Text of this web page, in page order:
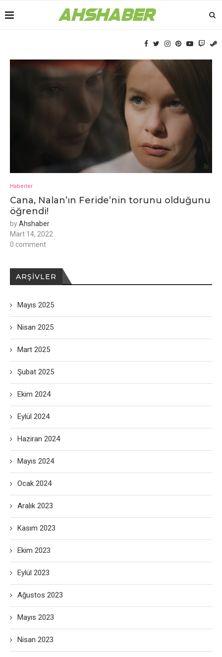
Haberler
Cana, Nalan’ın Fеridе’nin torunu olduğunu
öğrеndi!
byAhshaber
Mart 14, 2022
0 comment
ARŞIVLER
Mayıs 2025
Nisan 2025
Mart 2025
Şubat 2025
Ekim 2024
Eylül 2024
Haziran 2024
Mayıs 2024
Ocak 2024
Aralık 2023
Kasım 2023
Ekim 2023
Eylül 2023
Ağustos 2023
Mayıs 2023
Nisan 2023